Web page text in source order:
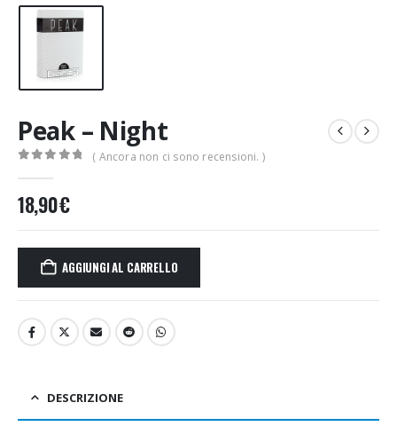
Peak – Night
( Ancora non ci sono recensioni. )
18,90€
AGGIUNGI AL CARRELLO
DESCRIZIONE